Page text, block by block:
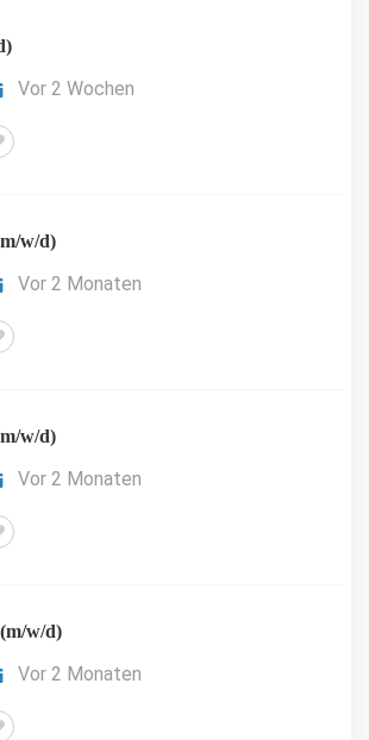
Vor 2 Wochen
w/d)
Vor 2 Monaten
w/d)
Vor 2 Monaten
w/d)
Vor 2 Monaten